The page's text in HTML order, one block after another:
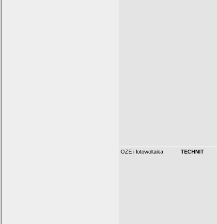
OZE i fotowoltaika TECHNIT